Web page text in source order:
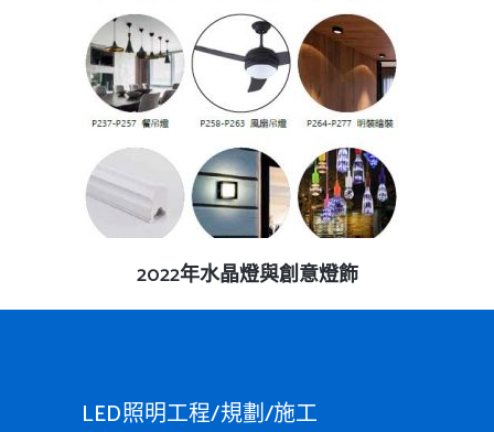
查看內容
2022年水晶燈與創意燈飾
LED照明工程/規劃/施工